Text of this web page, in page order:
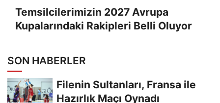
Temsilcilerimizin 2027 Avrupa
Kupalarındaki Rakipleri Belli Oluyor
SON HABERLER
Filenin Sultanları, Fransa ile
Hazırlık Maçı Oynadı